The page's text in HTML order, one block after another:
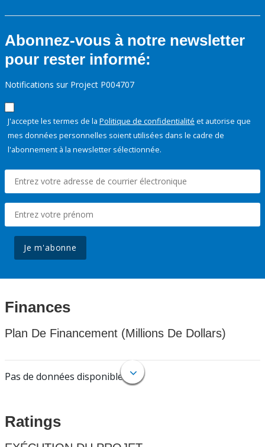
Abonnez-vous à notre newsletter
pour rester informé:
Notifications sur Project P004707
J'accepte les termes de la Politique de confidentialité et autorise que
mes données personnelles soient utilisées dans le cadre de
l'abonnement à la newsletter sélectionnée.
Je m'abonne
Finances
Plan De Financement (Millions De Dollars)
Pas de données disponibles.
Ratings